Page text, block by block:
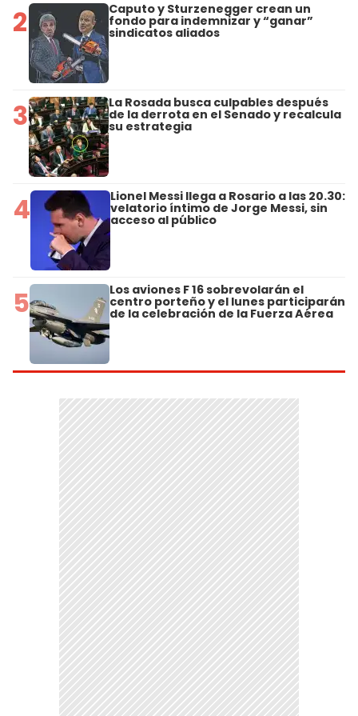
2 Caputo y Sturzenegger crean un
fondo para indemnizar y “ganar”
sindicatos aliados
3 La Rosada busca culpables después
de la derrota en el Senado y recalcula
su estrategia
4 Lionel Messi llega a Rosario a las 20.30:
velatorio íntimo de Jorge Messi, sin
acceso al público
5 Los aviones F 16 sobrevolarán el
centro porteño y el lunes participarán
de la celebración de la Fuerza Aérea